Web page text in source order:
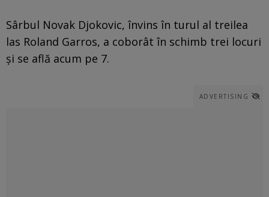
Sârbul Novak Djokovic, învins în turul al treilea
las Roland Garros, a coborât în schimb trei locuri
și se află acum pe 7.
ADVERTISING